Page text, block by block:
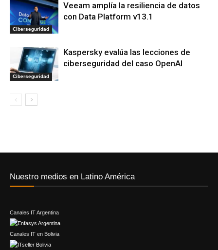
Ciberseguridad
Veeam amplía la resiliencia de datos
con Data Platform v13.1
Ciberseguridad
Kaspersky evalúa las lecciones de
ciberseguridad del caso OpenAI
Nuestro medios en Latino América
Canales IT Argentina
Canales IT en Bolivia